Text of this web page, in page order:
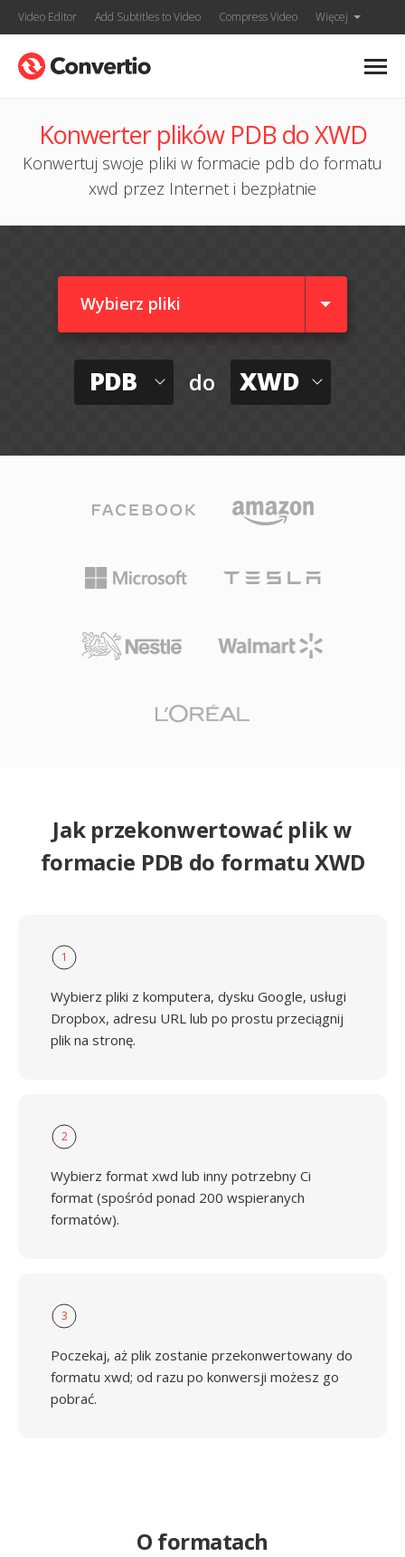
Video Editor Add Subtitles to Video Compress Video Więcej
Konwerter plików PDB do XWD
Konwertuj swoje pliki w formacie pdb do formatu
xwd przez Internet i bezpłatnie
Wybierz pliki
PDB do XWD
Jak przekonwertować plik w
formacie PDB do formatu XWD
1
Wybierz pliki z komputera, dysku Google, usługi
Dropbox, adresu URL lub po prostu przeciągnij
plik na stronę.
2
Wybierz format xwd lub inny potrzebny Ci
format (spośród ponad 200 wspieranych
formatów).
3
Poczekaj, aż plik zostanie przekonwertowany do
formatu xwd; od razu po konwersji możesz go
pobrać.
O formatach